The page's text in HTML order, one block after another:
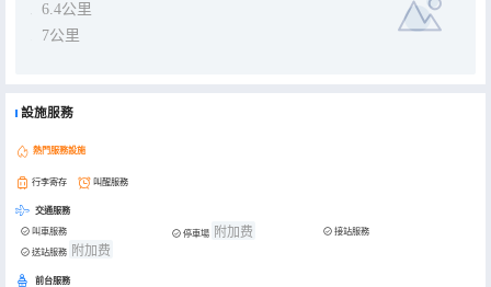
6.4公里
7公里
設施服務
熱門服務設施
行李寄存 叫醒服務
交通服務
叫車服務 停車場 附加费
接站服務
送站服務 附加费
前台服務